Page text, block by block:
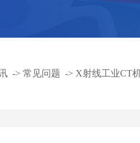
-> 常见问题 -> X射线工业CT